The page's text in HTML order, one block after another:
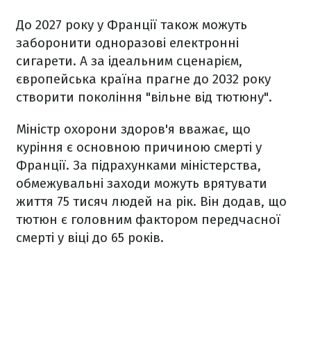
До 2027 року у Франції також можуть
заборонити одноразові електронні
сигарети. А за ідеальним сценарієм,
європейська країна прагне до 2032 року
створити покоління "‎вільне від тютюну".
Міністр охорони здоров'я вважає, що
куріння є основною причиною смерті у
Франції. За підрахунками міністерства,
обмежувальні заходи можуть врятувати
життя 75 тисяч людей на рік. Він додав, що
тютюн є головним фактором передчасної
смерті у віці до 65 років.